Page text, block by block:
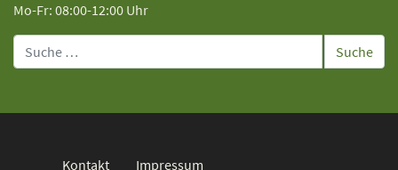
Mo-Fr: 08:00-12:00 Uhr
Suche
Kontakt Impressum